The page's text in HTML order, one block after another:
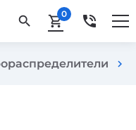
search shopping_cart0 phone_in_talk
chevron_right